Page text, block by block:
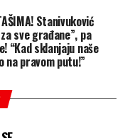
Stanivuković
sve građane”, pa
“Kad sklanjaju naše
na pravom putu!”